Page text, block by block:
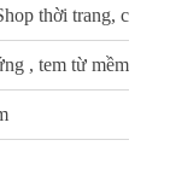
thời trang, cửa
, tem từ mềm